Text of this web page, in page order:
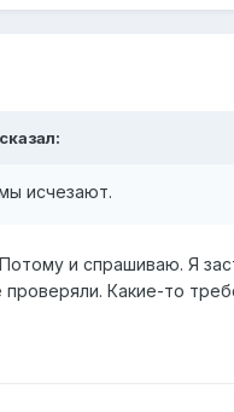
исчезают.
и спрашиваю. Я
Какие-то